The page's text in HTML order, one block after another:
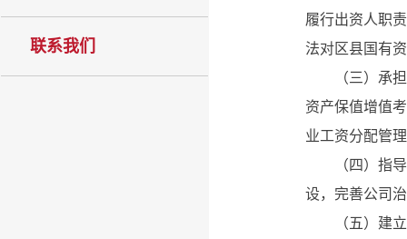
联系我们
履行出资人职
法对区县国有
（三）承担
资产保值增值
业工资分配管
（四）指导
设，完善公司
（五）建立